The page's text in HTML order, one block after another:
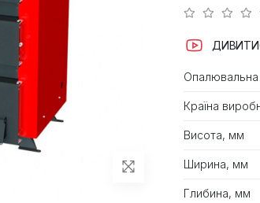
Країна
Висота, мм
Ширина, мм
Глибина, мм